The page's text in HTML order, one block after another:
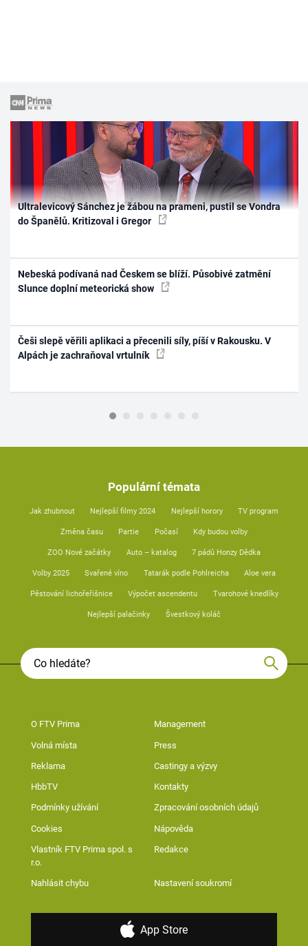
Ultralevicový Sánchez je žábou na prameni, pustil se Vondra
do Španělů. Kritizoval i Gregor
Nebeská podívaná nad Českem se blíží. Působivé zatmění
Slunce doplní meteorická show
Češi slepě věřili aplikaci a přecenili síly, píší v Rakousku. V
Alpách je zachraňoval vrtulník
Populární témata
Jak zhubnout Nejlepší filmy 2024 Nejlepší horory TV program
Změna času Partie Počasí Kdy budou volby
ZOO Nové začátky Auto – katalog 7 pádů Honzy Dědka
Volby 2025 Svařené víno Tatarák podle Pohlreicha Aloe vera
Pěstování lichořeřišnice Výpočet ascendentu Tvarohové knedlíky
Nejlepší palačinky Švestkový koláč
O FTV Prima Management
Volná místa Press
Reklama Castingy a výzvy
HbbTV Kontakty
Podmínky užívání Zpracování osobních údajů
Cookies Nápověda
Vlastník FTV Prima spol. s
r.o.
Redakce
Nahlásit chybu Nastavení soukromí
App Store